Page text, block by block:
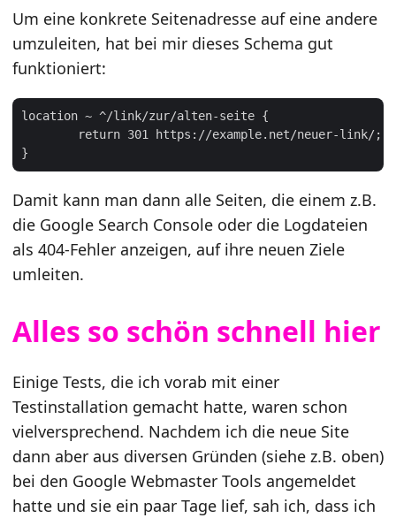
Um eine konkrete Seitenadresse auf eine andere
umzuleiten, hat bei mir dieses Schema gut
funktioniert:
location ~ ^/link/zur/alten-seite {
Damit kann man dann alle Seiten, die einem z.B.
die Google Search Console oder die Logdateien
als 404-Fehler anzeigen, auf ihre neuen Ziele
umleiten.
Alles so schön schnell hier
Einige Tests, die ich vorab mit einer
Testinstallation gemacht hatte, waren schon
vielversprechend. Nachdem ich die neue Site
dann aber aus diversen Gründen (siehe z.B. oben)
bei den Google Webmaster Tools angemeldet
hatte und sie ein paar Tage lief, sah ich, dass ich